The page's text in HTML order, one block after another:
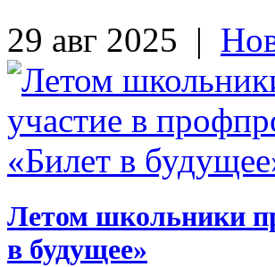
29 авг 2025 |
Летом школьники
в будущее»